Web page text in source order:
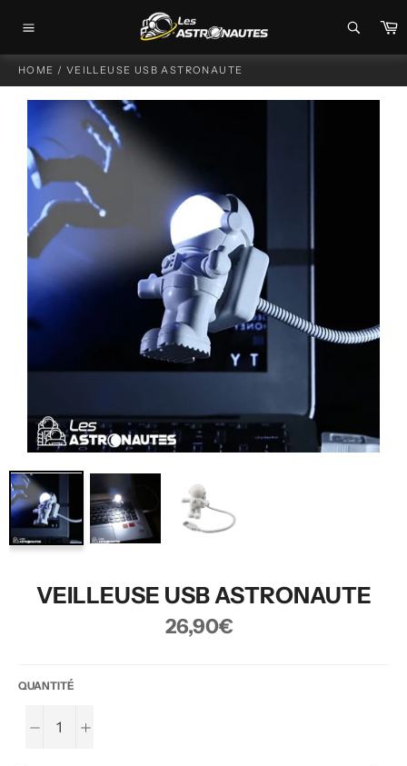
contenu
HOME / VEILLEUSE USB ASTRONAUTE
VEILLEUSE USB ASTRONAUTE
Prix
régulier
26,90€
QUANTITÉ
− +